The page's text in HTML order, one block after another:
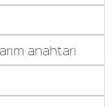
anahtarı